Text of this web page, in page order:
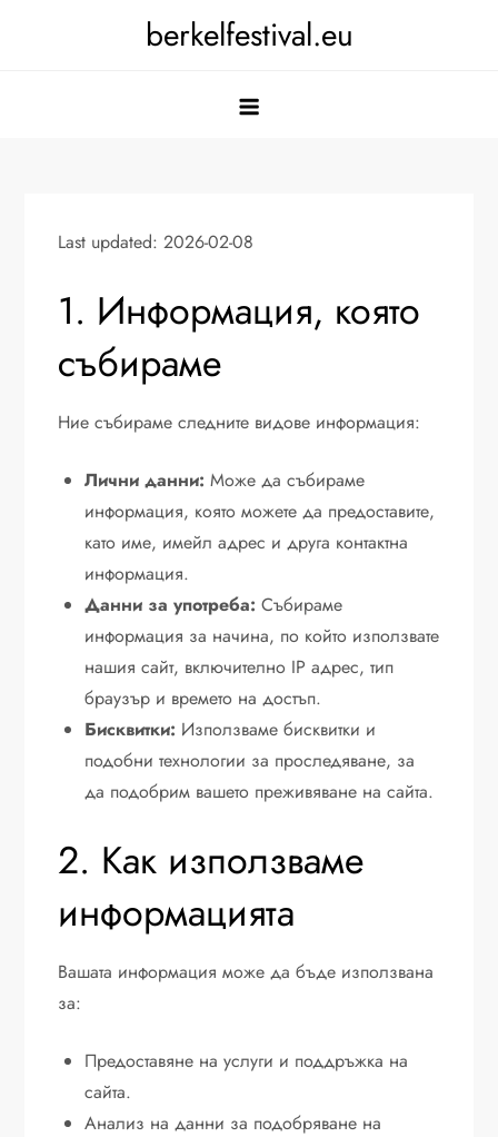
berkelfestival.eu
Last updated: 2026-02-08
1. Информация, която
събираме
Ние събираме следните видове информация:
Лични данни: Може да събираме
информация, която можете да предоставите,
като име, имейл адрес и друга контактна
информация.
Данни за употреба: Събираме
информация за начина, по който използвате
нашия сайт, включително IP адрес, тип
браузър и времето на достъп.
Бисквитки: Използваме бисквитки и
подобни технологии за проследяване, за
да подобрим вашето преживяване на сайта.
2. Как използваме
информацията
Вашата информация може да бъде използвана
за:
Предоставяне на услуги и поддръжка на
сайта.
Анализ на данни за подобряване на